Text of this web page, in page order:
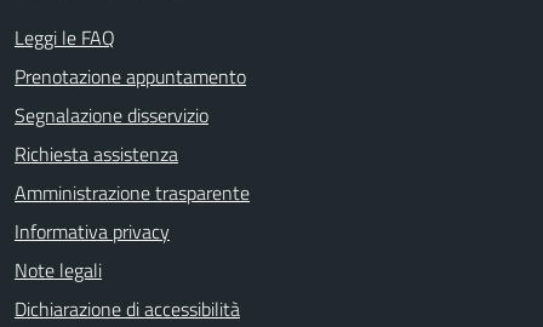
Leggi le FAQ
Prenotazione appuntamento
Segnalazione disservizio
Richiesta assistenza
Amministrazione trasparente
Informativa privacy
Note legali
Dichiarazione di accessibilità